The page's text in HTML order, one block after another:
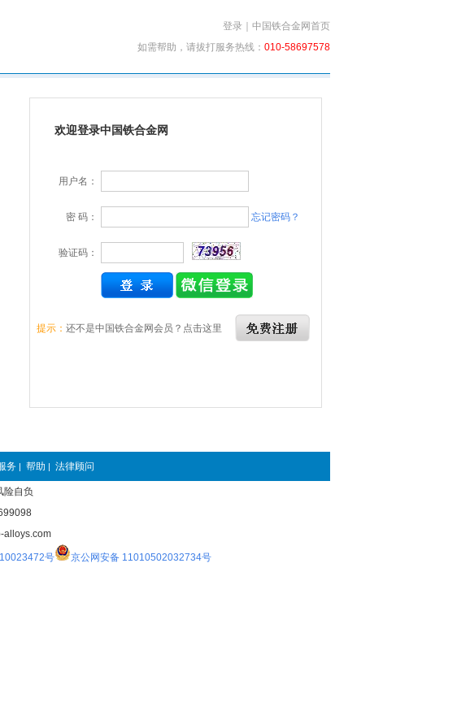
登录
中国铁合金网首页
如需帮助，请拔打服务热线： 010-58697578
欢迎登录中国铁合金网
用户名：
密 码： 忘记密码？
验证码：
提示： 还不是中国铁合金网会员？点击这里
务 | 帮助 | 法律顾问
自负
alloys.com
号 京公网安备 11010502032734号